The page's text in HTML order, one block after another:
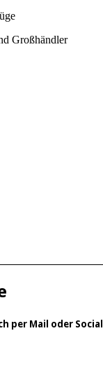
Großhändler
per Mail oder Social